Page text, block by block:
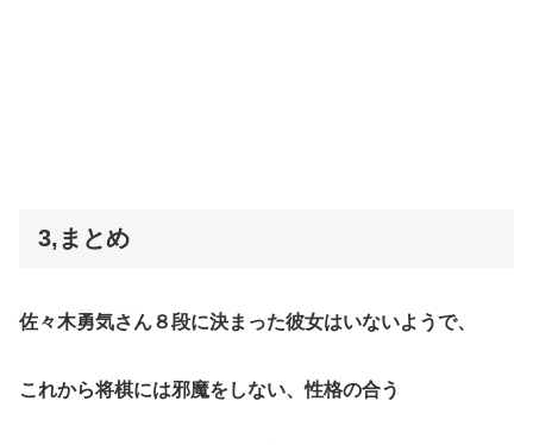
3,まとめ
佐々木勇気さん８段に決まった彼女はいないようで、
これから将棋には邪魔をしない、性格の合う